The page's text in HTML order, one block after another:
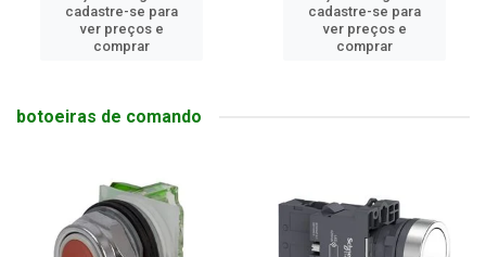
cadastre-se para
ver preços e
comprar
cadastre-se para
ver preços e
comprar
botoeiras de comando